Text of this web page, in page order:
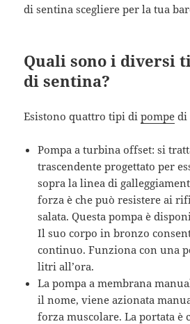
di sentina scegliere per la tua
Quali sono i diversi
di sentina?
Esistono quattro tipi dipompe di
Pompa a turbina offset: si
trascendente progettato per
sopra la linea di
forza è che può resistere ai
salata. Questa pompa è
Il suo corpo in bronzo
continuo. Funziona con una
litri all’ora.
La pompa a membrana
il nome, viene azionata
forza muscolare. La portata è